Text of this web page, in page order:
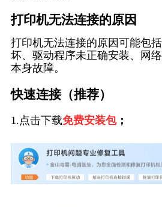
打印机无法连接的原因
打印机无法连接的原因可能包
坏、驱动程序未正确安装、网
本身故障。
快速连接（推荐）
1.点击下载免费安装包；